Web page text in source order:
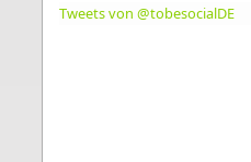
Tweets von @tobesocialDE